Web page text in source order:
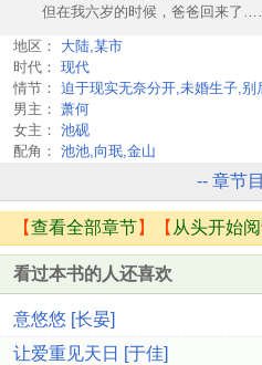
但在我六岁的时候，爸爸回来了
地区：
大陆,某市
时代： 现代
情节： 迫于现实无奈分开,未婚生子,别
男主： 萧何
女主： 池砚
配角： 池池,向珉,金山
-- 章节
【查看全部章节】【 从头开始
看过本书的人还喜欢
意悠悠 [长晏]
让爱重见天日 [于佳]